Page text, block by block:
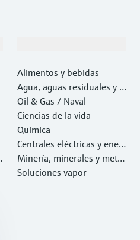
Alimentos y bebidas
Agua, aguas residuales y r
esiduos
Oil & Gas / Naval
Ciencias de la vida
Química
Centrales eléctricas y ener
gía
Minería, minerales y metal
es
Soluciones vapor